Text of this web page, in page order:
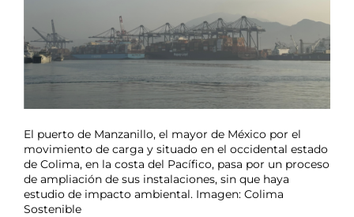
El puerto de Manzanillo, el mayor de México por el
movimiento de carga y situado en el occidental estado
de Colima, en la costa del Pacífico, pasa por un proceso
de ampliación de sus instalaciones, sin que haya
estudio de impacto ambiental. Imagen: Colima
Sostenible